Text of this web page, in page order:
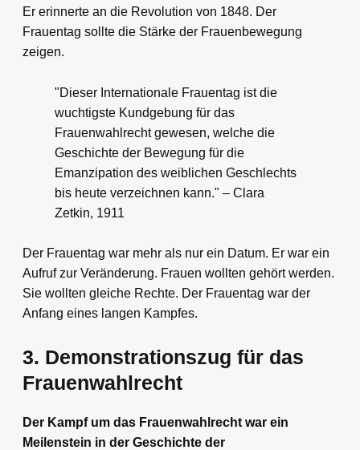
Er erinnerte an die Revolution von 1848. Der
Frauentag sollte die Stärke der Frauenbewegung
zeigen.
"Dieser Internationale Frauentag ist die
wuchtigste Kundgebung für das
Frauenwahlrecht gewesen, welche die
Geschichte der Bewegung für die
Emanzipation des weiblichen Geschlechts
bis heute verzeichnen kann." – Clara
Zetkin, 1911
Der Frauentag war mehr als nur ein Datum. Er war ein
Aufruf zur Veränderung. Frauen wollten gehört werden.
Sie wollten gleiche Rechte. Der Frauentag war der
Anfang eines langen Kampfes.
3. Demonstrationszug für das
Frauenwahlrecht
Der Kampf um das Frauenwahlrecht war ein
Meilenstein in der Geschichte der